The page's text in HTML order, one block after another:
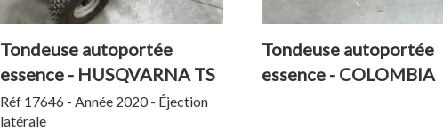
Tondeuse autoportée
essence - HUSQVARNA TS
138 L
Réf 17646 - Année 2020 - Éjection
latérale
Tondeuse autoportée
essence - COLOMBIA